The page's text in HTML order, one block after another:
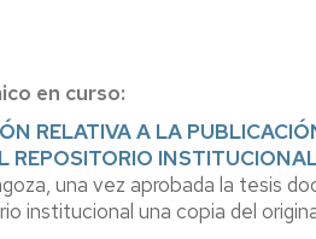
Producción
Científica
UZ
(Sideral)
en curso:
RELATIVA A LA
REPOSITORIO
una vez aprobada la tesis
institucional una copia del